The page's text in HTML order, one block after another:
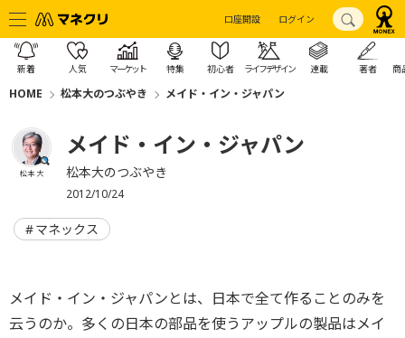
口座開設 ログイン
新着 人気 マーケット 特集 初心者 ライフデザイン 連載 著者 商
HOME 松本大のつぶやき メイド・イン・ジャパン
松本 大
メイド・イン・ジャパン
松本大のつぶやき
2012/10/24
マネックス
メイド・イン・ジャパンとは、日本で全て作ることのみを
云うのか。多くの日本の部品を使うアップルの製品はメイ